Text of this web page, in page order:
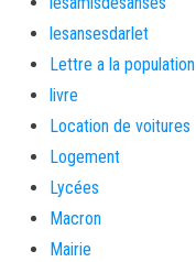
lesansesdarlet
Lettre a la population
livre
Location de voitures
Logement
Lycées
Macron
Mairie